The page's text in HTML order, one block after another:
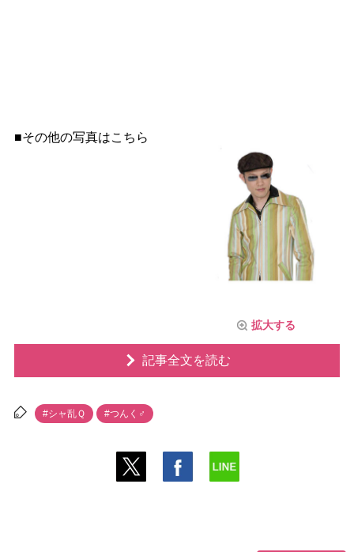
拡大する
■その他の写真はこちら
記事全文を読む
#シャ乱Ｑ #つんく♂